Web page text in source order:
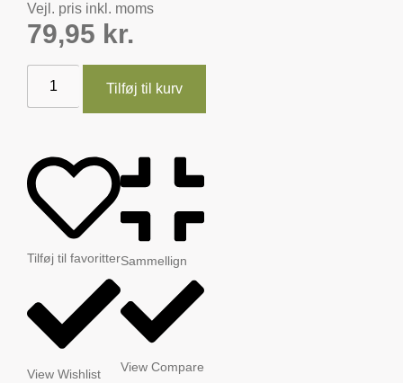
Vejl. pris inkl. moms
79,95 kr.
Tilføj til kurv
Tilføj til favoritter
View Wishlist
Sammellign
View Compare